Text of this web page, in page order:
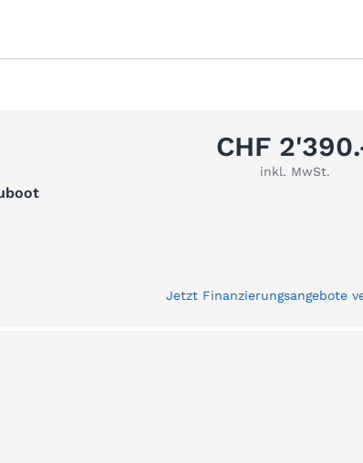
CHF
inkl. MwSt.
Jetzt Finanzierungsangebote